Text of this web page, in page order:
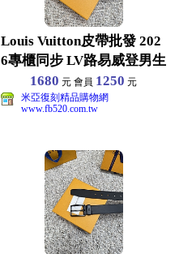
Louis Vuitton皮帶批發 202
6專櫃同步 LV路易威登男生
1680 元 會員 1250 元
米亞復刻精品購物網
www.fb520.com.tw